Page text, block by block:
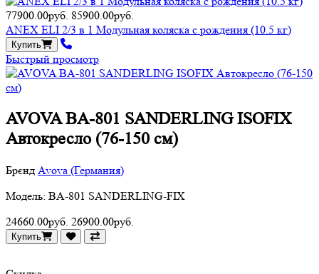
77900.00руб. 85900.00руб.
ANEX ELI 2/3 в 1 Модульная коляска с рождения (10.5 кг)
Купить
Быстрый просмотр
AVOVA BA-801 SANDERLING ISOFIX
Автокресло (76-150 см)
Брєнд Avova (Германия)
Модель: BA-801 SANDERLING-FIX
24660.00руб. 26900.00руб.
Купить